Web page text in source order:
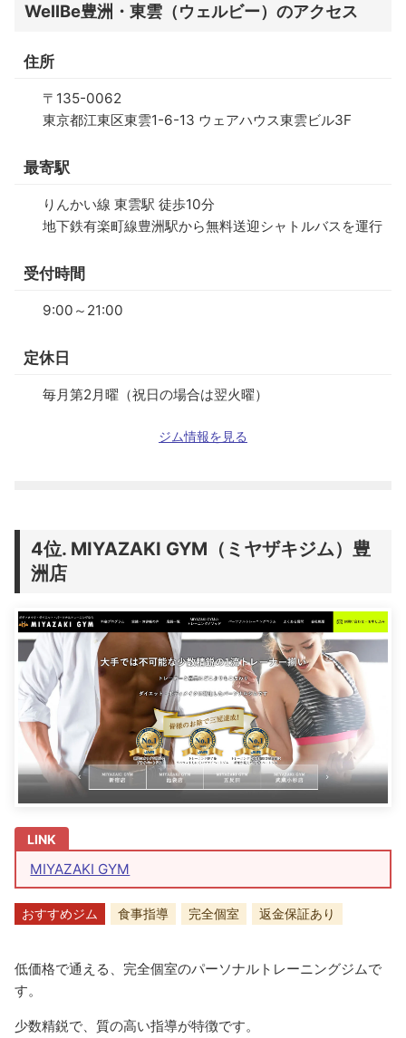
WellBe豊洲・東雲（ウェルビー）のアクセス
住所
〒135-0062
東京都江東区東雲1-6-13 ウェアハウス東雲ビル3F
最寄駅
りんかい線 東雲駅 徒歩10分
地下鉄有楽町線豊洲駅から無料送迎シャトルバスを運行
受付時間
9:00～21:00
定休日
毎月第2月曜（祝日の場合は翌火曜）
ジム情報を見る
MIYAZAKI GYM（ミヤザキジム）豊
洲店
MIYAZAKI GYM
おすすめジム 食事指導 完全個室 返金保証あり
低価格で通える、完全個室のパーソナルトレーニングジムで
す。
少数精鋭で、質の高い指導が特徴です。